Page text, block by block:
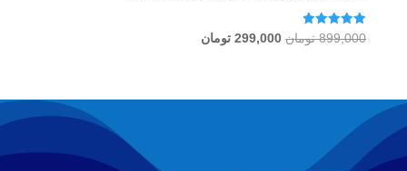
امتیاز
5.00
899,000 تومان قیمت
بود.
299,000 تومانقیمت
است.